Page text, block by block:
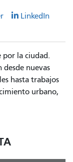
LinkedIn
por la ciudad.
nuevas
hasta trabajos
urbano,